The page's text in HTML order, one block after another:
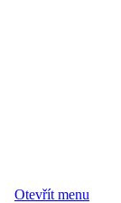
Otevřít menu